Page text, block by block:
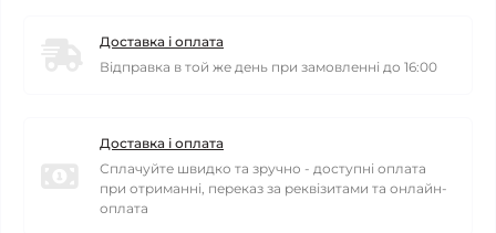
Доставка і оплата
Відправка в той же день при замовленні до 16:00
Доставка і оплата
Сплачуйте швидко та зручно - доступні оплата
при отриманні, переказ за реквізитами та онлайн-
оплата